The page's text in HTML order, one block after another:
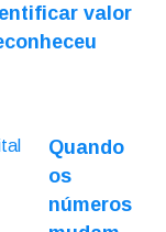
valor
Quando
os
números